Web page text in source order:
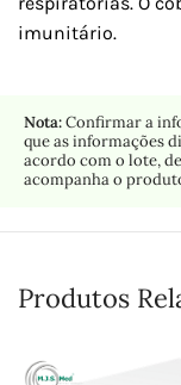
imunitário.
Nota:Confirmar a
que as informações
acordo com o lote,
acompanha o
Produtos